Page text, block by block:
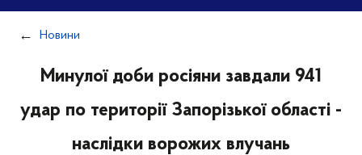
Новини
Минулої доби росіяни завдали 941
удар по території Запорізької області -
наслідки ворожих влучань